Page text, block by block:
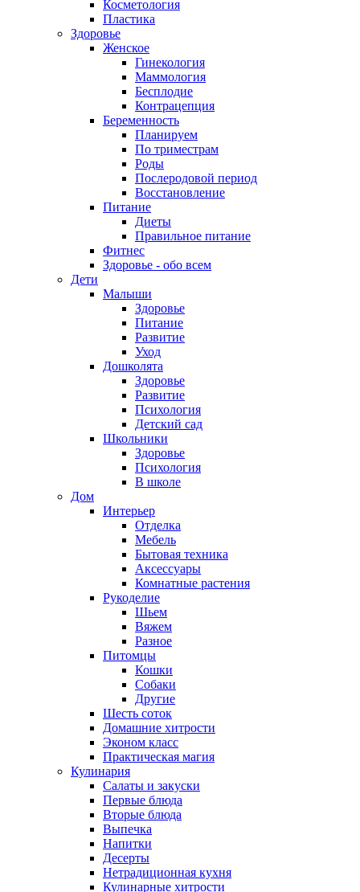
Косметология
Пластика
Здоровье
Женское
Гинекология
Маммология
Бесплодие
Контрацепция
Беременность
Планируем
По триместрам
Роды
Послеродовой период
Восстановление
Питание
Диеты
Правильное питание
Фитнес
Здоровье - обо всем
Дети
Малыши
Здоровье
Питание
Развитие
Уход
Дошколята
Здоровье
Развитие
Психология
Детский сад
Школьники
Здоровье
Психология
В школе
Дом
Интерьер
Отделка
Мебель
Бытовая техника
Аксессуары
Комнатные растения
Рукоделие
Шьем
Вяжем
Разное
Питомцы
Кошки
Собаки
Другие
Шесть соток
Домашние хитрости
Эконом класс
Практическая магия
Кулинария
Салаты и закуски
Первые блюда
Вторые блюда
Выпечка
Напитки
Десерты
Нетрадиционная кухня
Кулинарные хитрости